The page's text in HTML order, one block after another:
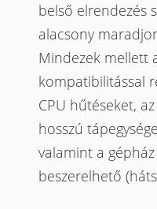
belső elrendezés
alacsony
Mindezek mellett
kompatibilitással
CPU hűtéseket,
hosszú
valamint a
beszerelhető